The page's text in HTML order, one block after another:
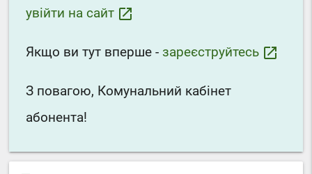
увійти на сайт launch
Якщо ви тут вперше - зареєструйтесь launch
З повагою, Комунальний кабінет
абонента!